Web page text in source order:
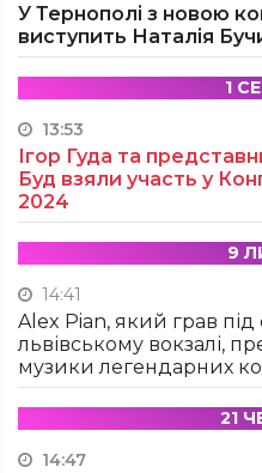
У Тернополі з новою
виступить Наталія
1
13:53
Ігор Гуда та
Буд взяли участь у
2024
9
14:41
Alex Pian, який грав
львівському вокзалі,
музики легендарних
21
14:47